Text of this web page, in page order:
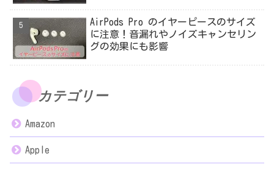
AirPods Pro のイヤーピースのサイズ
に注意！音漏れやノイズキャンセリン
グの効果にも影響
カテゴリー
Amazon
Apple